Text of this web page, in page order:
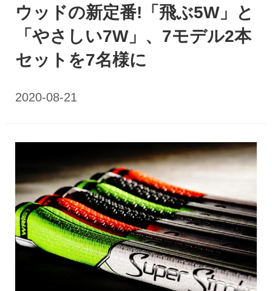
ウッドの新定番!「飛ぶ5W」と
「やさしい7W」、7モデル2本
セットを7名様に